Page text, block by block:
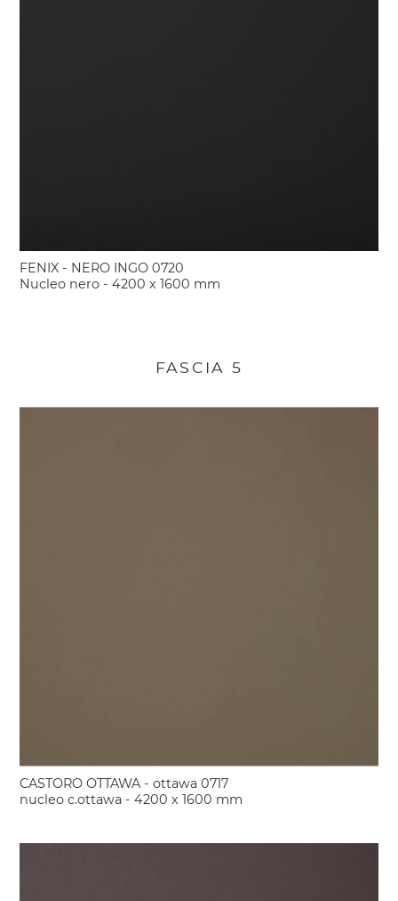
FENIX - NERO INGO 0720
Nucleo nero - 4200 x 1600 mm
FASCIA 5
CASTORO OTTAWA - ottawa 0717
nucleo c.ottawa - 4200 x 1600 mm